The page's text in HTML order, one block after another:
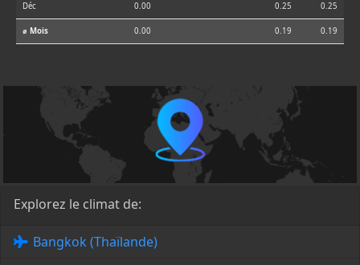
Déc 0.00 0.25 0.25
⌀ Mois 0.00 0.19 0.19
Explorez le climat de:
Bangkok (Thaïlande)